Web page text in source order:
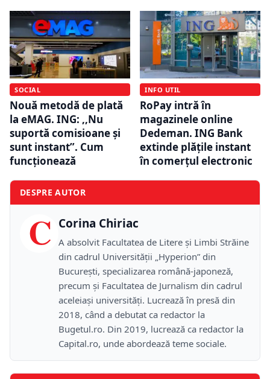
SOCIAL
Nouă metodă de plată
la eMAG. ING: ,,Nu
suportă comisioane și
sunt instant”. Cum
funcționează
INFO UTIL
RoPay intră în
magazinele online
Dedeman. ING Bank
extinde plățile instant
în comerțul electronic
DESPRE AUTOR
C Corina Chiriac
A absolvit Facultatea de Litere și Limbi Străine
din cadrul Universității „Hyperion” din
București, specializarea română-japoneză,
precum și Facultatea de Jurnalism din cadrul
aceleiași universități. Lucrează în presă din
2018, când a debutat ca redactor la
Bugetul.ro. Din 2019, lucrează ca redactor la
Capital.ro, unde abordează teme sociale.